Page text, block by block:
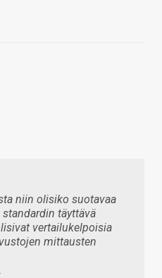
niin olisiko suotavaa
täyttävä
vertailukelpoisia
mittausten